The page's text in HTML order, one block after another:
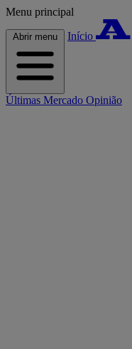
Menu principal
Abrir menu Início
Últimas Mercado Opinião